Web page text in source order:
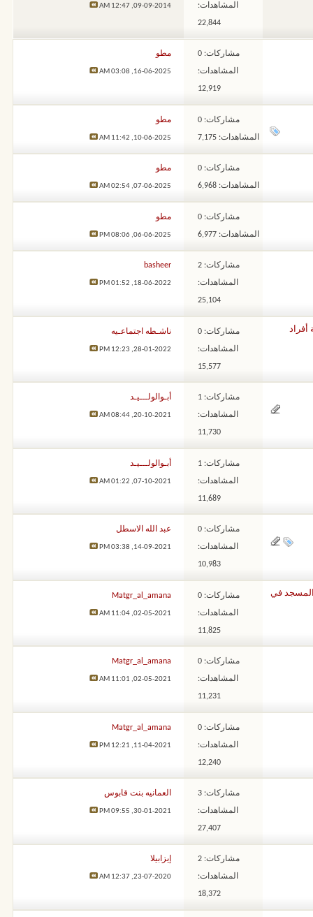
المشاهدات:
22,844
09-09-2014,
12:47 AM
مشاركات: 0
المشاهدات:
12,919
مطو
16-06-2025,
03:08 AM
مشاركات: 0
المشاهدات: 7,175
مطو
10-06-2025,
11:42 AM
مشاركات: 0
المشاهدات: 6,968
مطو
07-06-2025,
02:54 AM
مشاركات: 0
المشاهدات: 6,977
مطو
06-06-2025,
08:06 PM
مشاركات: 2
المشاهدات:
25,104
basheer
18-06-2022,
01:52 PM
مشاركات: 0
المشاهدات:
15,577
ناشـطه اجتماعـيه
28-01-2022,
12:23 PM
مشاركات: 1
المشاهدات:
11,730
أبـوالولـــيـد
20-10-2021,
08:44 AM
مشاركات: 1
المشاهدات:
11,689
أبـوالولـــيـد
07-10-2021,
01:22 AM
مشاركات: 0
المشاهدات:
10,983
عبد الله الاسطل
14-09-2021,
03:38 PM
المسجد في مشاركات: 0
المشاهدات:
11,825
Matgr_al_amana
02-05-2021,
11:04 AM
مشاركات: 0
المشاهدات:
11,231
Matgr_al_amana
02-05-2021,
11:01 AM
مشاركات: 0
المشاهدات:
12,240
Matgr_al_amana
11-04-2021,
12:21 PM
مشاركات: 3
المشاهدات:
27,407
العمانيه بنت قابوس
30-01-2021,
09:55 PM
مشاركات: 2
المشاهدات:
18,372
إيزابيلا
23-07-2020,
12:37 AM